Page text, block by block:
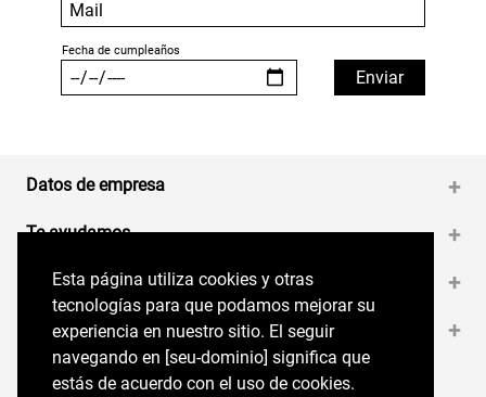
Esta página utiliza cookies y otras
tecnologías para que podamos mejorar su
experiencia en nuestro sitio. El seguir
navegando en perryellis.cl significa que estás
de acuerdo con el uso de cookies.
Esta página utiliza cookies y otras
tecnologías para que podamos mejorar su
experiencia en nuestro sitio. El seguir
navegando en [seu-dominio] significa que
estás de acuerdo con el uso de cookies.
Datos de empresa +
Te ayudamos +
Medios de pago +
Contáctanos +
Síguenos en nuestras RRSS